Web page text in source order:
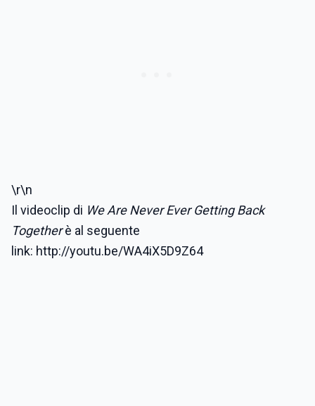
\r\n
Il videoclip di We Are Never Ever Getting Back
Togetherè al seguente
link: http://youtu.be/WA4iX5D9Z64